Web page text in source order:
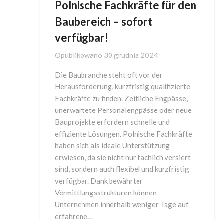
Polnische Fachkräfte für den
Baubereich – sofort
verfügbar!
Opublikowano 30 grudnia 2024
Die Baubranche steht oft vor der
Herausforderung, kurzfristig qualifizierte
Fachkräfte zu finden. Zeitliche Engpässe,
unerwartete Personalengpässe oder neue
Bauprojekte erfordern schnelle und
effiziente Lösungen. Polnische Fachkräfte
haben sich als ideale Unterstützung
erwiesen, da sie nicht nur fachlich versiert
sind, sondern auch flexibel und kurzfristig
verfügbar. Dank bewährter
Vermittlungsstrukturen können
Unternehmen innerhalb weniger Tage auf
erfahrene…